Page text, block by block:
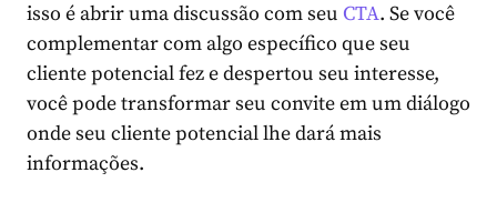
isso é abrir uma discussão com seu CTA. Se você
complementar com algo específico que seu
cliente potencial fez e despertou seu interesse,
você pode transformar seu convite em um diálogo
onde seu cliente potencial lhe dará mais
informações.